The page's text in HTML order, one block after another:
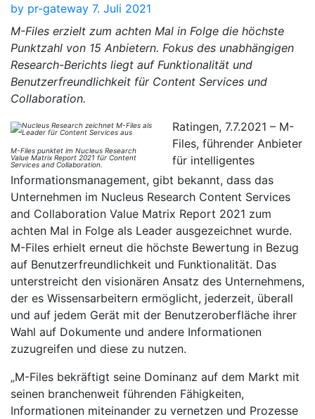
by pr-gateway 7. Juli 2021
M-Files erzielt zum achten Mal in Folge die höchste
Punktzahl von 15 Anbietern. Fokus des unabhängigen
Research-Berichts liegt auf Funktionalität und
Benutzerfreundlichkeit für Content Services und
Collaboration.
M-Files punktet im Nucleus Research
Value Matrix Report 2021 für Content
Services and Collaboration.
Ratingen, 7.7.2021 – M-
Files, führender Anbieter
für intelligentes
Informationsmanagement, gibt bekannt, dass das
Unternehmen im Nucleus Research Content Services
and Collaboration Value Matrix Report 2021 zum
achten Mal in Folge als Leader ausgezeichnet wurde.
M-Files erhielt erneut die höchste Bewertung in Bezug
auf Benutzerfreundlichkeit und Funktionalität. Das
unterstreicht den visionären Ansatz des Unternehmens,
der es Wissensarbeitern ermöglicht, jederzeit, überall
und auf jedem Gerät mit der Benutzeroberfläche ihrer
Wahl auf Dokumente und andere Informationen
zuzugreifen und diese zu nutzen.
„M-Files bekräftigt seine Dominanz auf dem Markt mit
seinen branchenweit führenden Fähigkeiten,
Informationen miteinander zu vernetzen und Prozesse